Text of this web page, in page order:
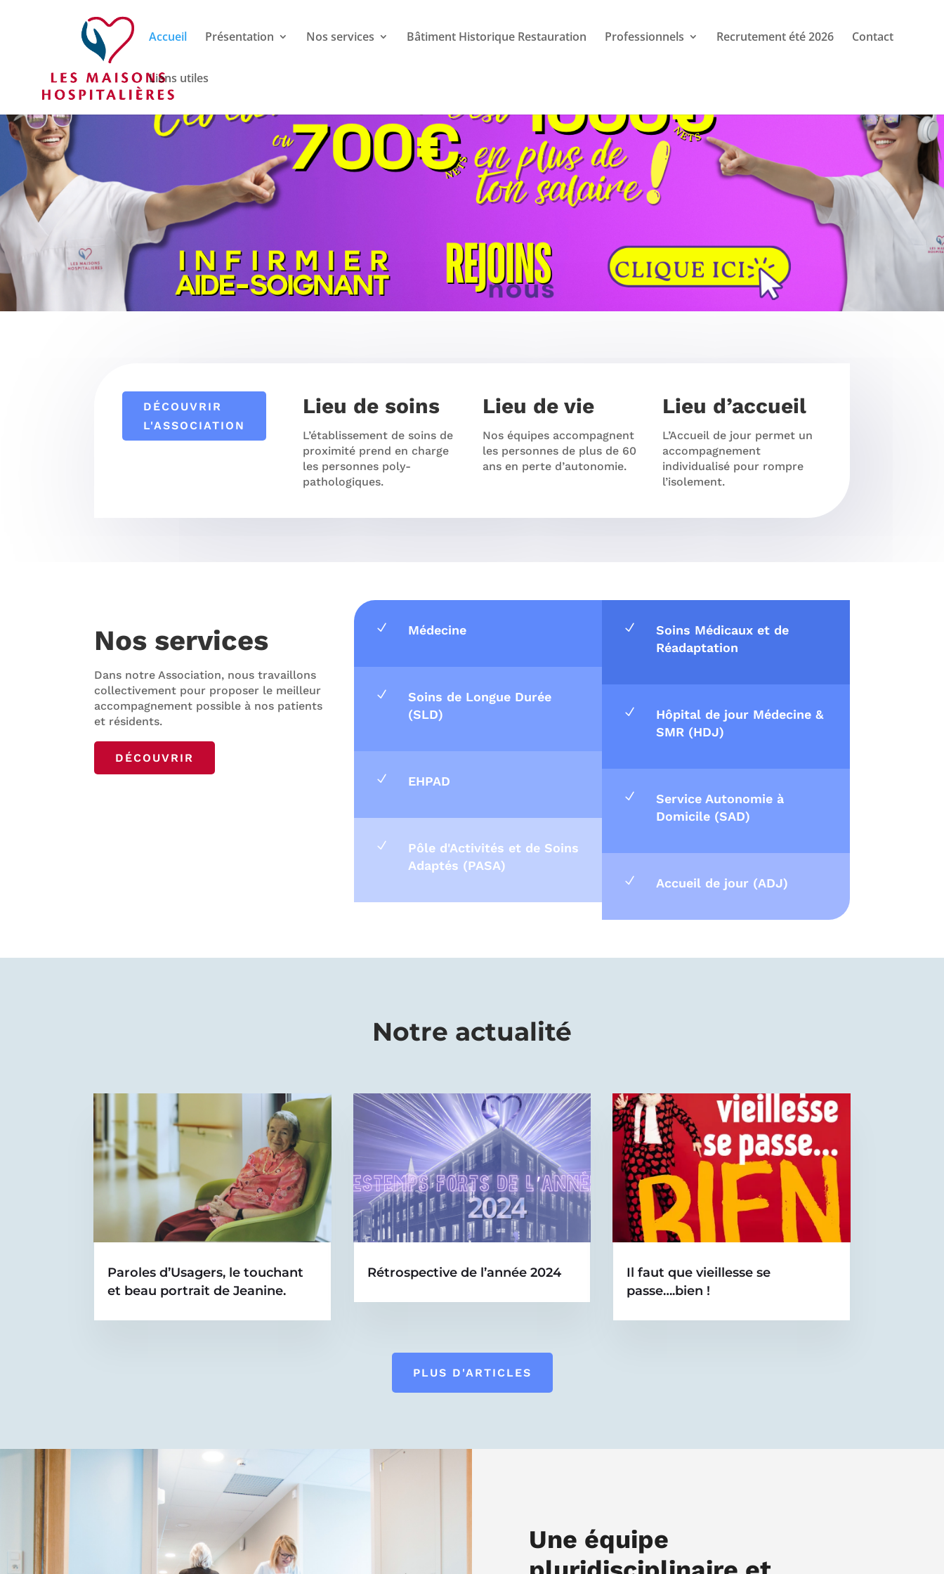
Accueil Présentation Nos services Bâtiment Historique Restauration Professionnels Recrutement été 2026 Contact
Liens utiles
DÉCOUVRIR
L'ASSOCIATION
Lieu de soins
L’établissement de soins de
proximité prend en charge
les personnes poly-
pathologiques.
Lieu de vie
Nos équipes accompagnent
les personnes de plus de 60
ans en perte d’autonomie.
Lieu d’accueil
L’Accueil de jour permet un
accompagnement
individualisé pour rompre
l’isolement.
Nos services
Dans notre Association, nous travaillons
collectivement pour proposer le meilleur
accompagnement possible à nos patients
et résidents.
DÉCOUVRIR
N Médecine
N
Soins de Longue Durée
(SLD)
N EHPAD
N
Pôle d'Activités et de Soins
Adaptés (PASA)
N
Soins Médicaux et de
Réadaptation
N
Hôpital de jour Médecine &
SMR (HDJ)
N
Service Autonomie à
Domicile (SAD)
N Accueil de jour (ADJ)
Notre actualité
Paroles d’Usagers, le touchant
et beau portrait de Jeanine.
Rétrospective de l’année 2024
Il faut que vieillesse se
passe….bien !
PLUS D'ARTICLES
Une équipe